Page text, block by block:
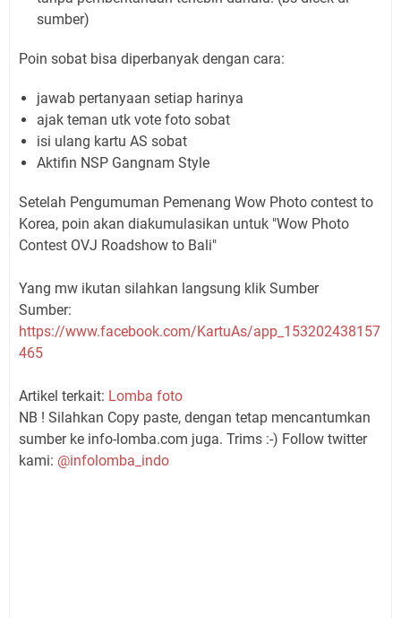
sumber)
Poin sobat bisa diperbanyak dengan cara:
jawab pertanyaan setiap harinya
ajak teman utk vote foto sobat
isi ulang kartu AS sobat
Aktifin NSP Gangnam Style
Setelah Pengumuman Pemenang Wow Photo contest to
Korea, poin akan diakumulasikan untuk "Wow Photo
Contest OVJ Roadshow to Bali"
Yang mw ikutan silahkan langsung klik Sumber
Sumber:
https://www.facebook.com/KartuAs/app_153202438157
465
Artikel terkait: Lomba foto
NB ! Silahkan Copy paste, dengan tetap mencantumkan
sumber ke info-lomba.com juga. Trims :-) Follow twitter
kami: @infolomba_indo